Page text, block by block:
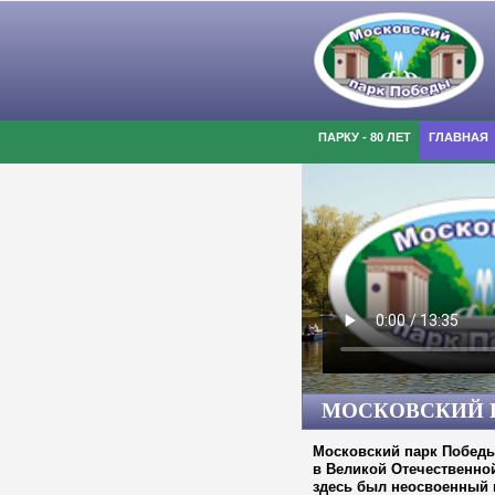
Новости Московского района в
В Московском парке Победы в
МОСКОВСКИЙ
Московский парк
в Великой
здесь был неосвоенный
ПАРКУ - 80 ЛЕТ ГЛАВНАЯ